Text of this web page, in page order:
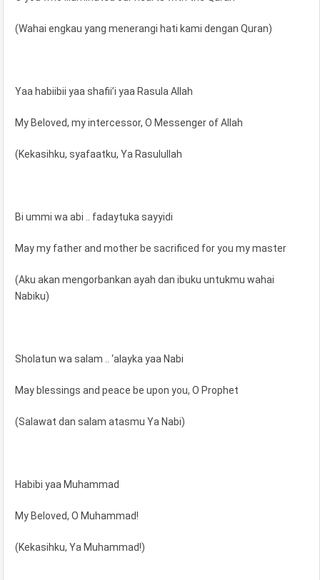
(Wahai engkau yang menerangi hati kami dengan Quran)
Yaa habiibii yaa shafii’i yaa Rasula Allah
My Beloved, my intercessor, O Messenger of Allah
(Kekasihku, syafaatku, Ya Rasulullah
Bi ummi wa abi .. fadaytuka sayyidi
May my father and mother be sacrificed for you my master
(Aku akan mengorbankan ayah dan ibuku untukmu wahai
Nabiku)
Sholatun wa salam .. ‘alayka yaa Nabi
May blessings and peace be upon you, O Prophet
(Salawat dan salam atasmu Ya Nabi)
Habibi yaa Muhammad
My Beloved, O Muhammad!
(Kekasihku, Ya Muhammad!)